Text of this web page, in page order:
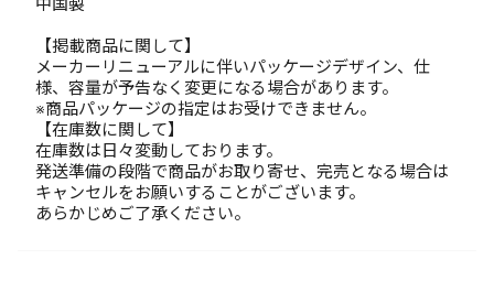
中国製
【掲載商品に関して】
メーカーリニューアルに伴いパッケージデザイン、仕
様、容量が予告なく変更になる場合があります。
※商品パッケージの指定はお受けできません。
【在庫数に関して】
在庫数は日々変動しております。
発送準備の段階で商品がお取り寄せ、完売となる場合は
キャンセルをお願いすることがございます。
あらかじめご了承ください。